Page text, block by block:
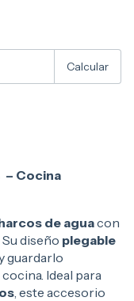
Calcular
– Cocina
de aguacon
diseño plegable
guardarlo
Ideal para
, este accesorio